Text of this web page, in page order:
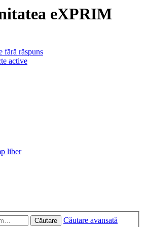
eXPRIM
fără răspuns
active
liber
Căutare Căutare avansată